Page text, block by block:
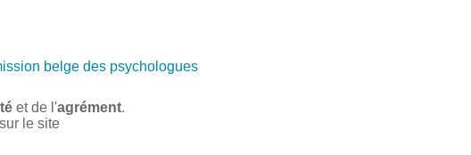
belge des psychologues
et de l'agrément.
le site